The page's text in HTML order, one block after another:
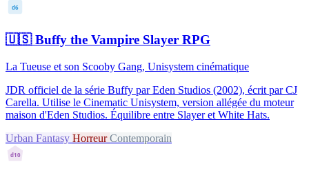
d6
🇺🇸Buffy the Vampire Slayer RPG
La Tueuse et son Scooby Gang, Unisystem cinématique
JDR officiel de la série Buffy par Eden Studios (2002), écrit par CJ
Carella. Utilise le Cinematic Unisystem, version allégée du moteur
maison d'Eden Studios. Équilibre entre Slayer et White Hats.
Urban Fantasy HorreurContemporain
d10